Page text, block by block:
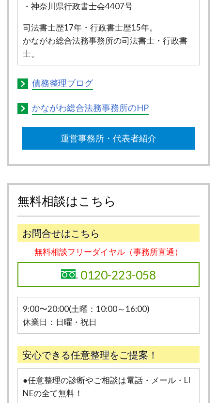
・神奈川県行政書士会4407号
司法書士歴17年・行政書士歴15年。
かながわ総合法務事務所の司法書士・行政書
士。
債務整理ブログ
かながわ総合法務事務所のHP
運営事務所・代表者紹介
無料相談はこちら
お問合せはこちら
無料相談フリーダイヤル（事務所直通）
0120-223-058
9:00〜20:00(土曜：10:00～16:00)
休業日：日曜・祝日
安心できる任意整理をご提案！
●任意整理の診断やご相談は電話・メール・LI
NEの全て無料！